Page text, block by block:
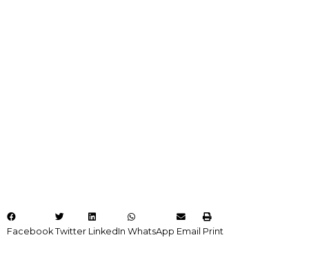
Facebook Twitter LinkedIn WhatsApp Email Print